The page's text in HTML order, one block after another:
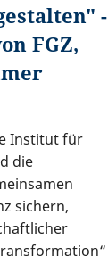
-
FGZ,
Institut für
die
sichern,